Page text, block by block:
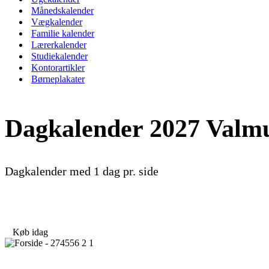
Månedskalender
Vægkalender
Familie kalender
Lærerkalender
Studiekalender
Kontorartikler
Børneplakater
Dagkalender 2027
Dagkalender med 1 dag pr. side
Køb idag